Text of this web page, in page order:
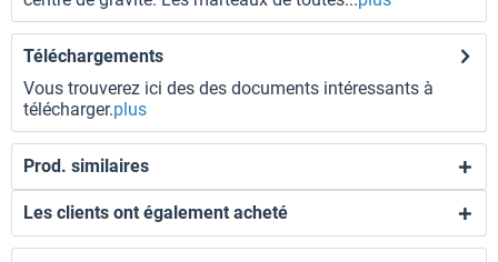
Téléchargements
Vous trouverez ici des des documents intéressants à
télécharger.plus
Prod. similaires
Les clients ont également acheté